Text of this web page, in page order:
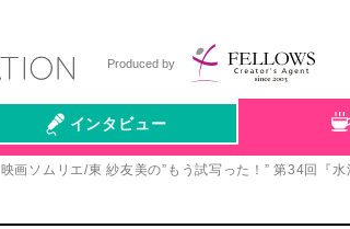
Produced by
インタビュー
会社伝
映画ソムリエ/東 紗友美の”もう試写った！” 第34回『水